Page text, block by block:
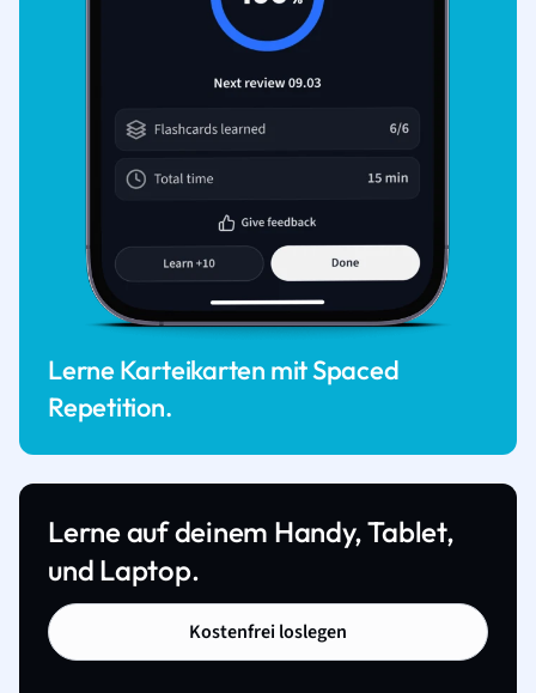
Lerne Karteikarten mit Spaced
Repetition.
Lerne auf deinem Handy, Tablet,
und Laptop.
Kostenfrei loslegen